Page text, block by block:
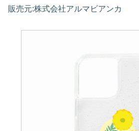
販売元:株式会社アルマビアンカ